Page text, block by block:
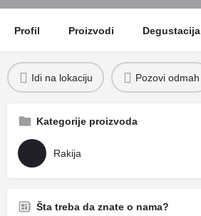
Profil Proizvodi Degustacija
Idi na lokaciju Pozovi odmah
Kategorije proizvoda
Rakija
Šta treba da znate o nama?